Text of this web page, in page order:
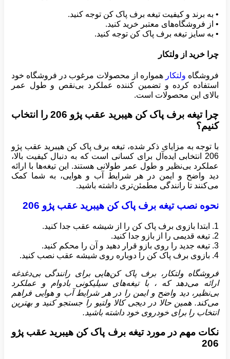
• به برند و کیفیت تیغه برف پاک کن توجه کنید.
• از فروشگاه‌های معتبر خرید کنید.
• به سایز تیغه برف پاک کن توجه کنید.
چرا خرید از ولتکار
فروشگاه ولتکار همواره از محصولات مرغوب در فروشگاه خود
استفاده کرده و تضمین کننده عملکرد بی‌نقص و طول عمر
بالای این محصولات است.
چرا تیغه برف پاک کن هیبرید عقب پژو 206 را انتخاب
کنیم؟
با توجه به مزایای ذکر شده، تیغه برف پاک کن هیبرید عقب پژو
206 انتخابی ایده‌آل برای کسانی است که به دنبال کیفیت بالا،
عملکرد بی‌نظیر و طول عمر طولانی هستند. این تیغه‌ها با ارائه
دید واضح و ایمن در هر شرایط آب و هوایی، به شما کمک
می‌کنند تا رانندگی مطمئن‌تری داشته باشید.
نحوه نصب تیغه برف پاک کن هیبرید عقب پژو 206
1. ابتدا بازوی برف پاک کن را از شیشه عقب جدا کنید.
2. تیغه قدیمی را از بازو جدا کنید.
3. تیغه جدید را روی بازو قرار دهید و آن را محکم کنید.
4. بازوی برف پاک کن را دوباره روی شیشه عقب نصب کنید.
فروشگاه ولتکار، برف پاک کن‌هایی برای رانندگی بی‌دغدغه
ارائه می‌دهد که ، با تیغه‌های سیلیکونی بادوام و عملکرد
بی‌نظیر، دید واضح و ایمن را در هر شرایط آب و هوایی فراهم
می‌کند. همین حالا در دیجی کالا ولتیو را جستجو کنید و بهترین
انتخاب را برای خودروی خود داشته باشید.
نکات مهم در مورد تیغه برف پاک کن هیبرید عقب پژو
206